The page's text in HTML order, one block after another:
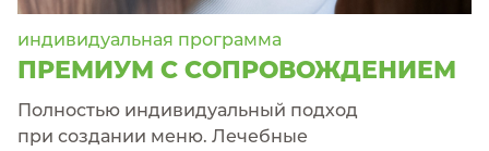
индивидуальная программа
ПРЕМИУМ С СОПРОВОЖДЕНИЕМ
Полностью индивидуальный подход
при создании меню. Лечебные